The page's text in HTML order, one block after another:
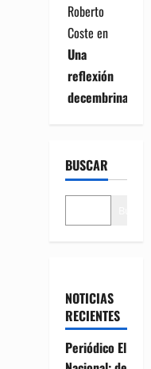
Roberto
Coste en
Una
reflexión
decembrina
BUSCAR
NOTICIAS
RECIENTES
Periódico El